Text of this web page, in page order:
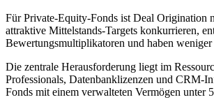
Für Private-Equity-Fonds ist Deal Origination
attraktive Mittelstands-Targets konkurrieren,
Bewertungsmultiplikatoren und haben
Die zentrale Herausforderung liegt im
Professionals, Datenbanklizenzen und CRM-
Fonds mit einem verwalteten Vermögen unter